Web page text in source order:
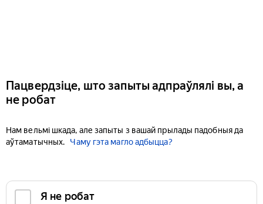
Пацвердзіце, што запыты адпраўлялі вы, а
не робат
Нам вельмі шкада, але запыты з вашай прылады падобныя да
аўтаматычных.
Чаму гэта магло адбыцца?
Я не робат